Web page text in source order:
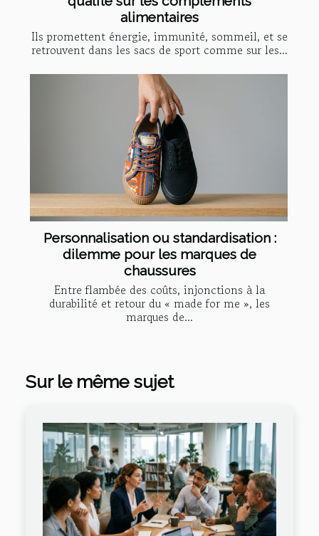
alimentaires
Ils promettent énergie, immunité, sommeil, et se
retrouvent dans les sacs de sport comme sur les...
Personnalisation ou standardisation :
dilemme pour les marques de
chaussures
Entre flambée des coûts, injonctions à la
durabilité et retour du « made for me », les
marques de...
Sur le même sujet